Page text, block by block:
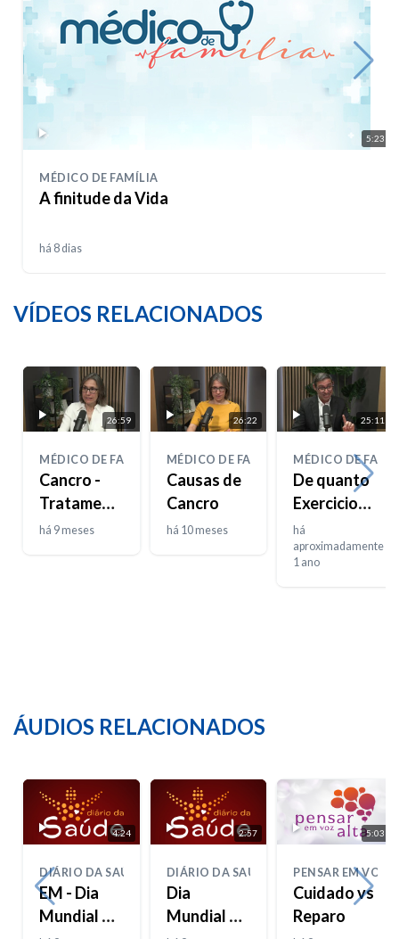
5:23
MÉDICO DE FAMÍLIA
A finitude da Vida
há 8 dias
VÍDEOS RELACIONADOS
26:59
MÉDICO DE FAMÍLIA
Cancro -
Tratamentos
Convencionais
há 9 meses
26:22
MÉDICO DE FAMÍLIA
Causas de
Cancro
há 10 meses
25:11
MÉDICO DE
De quanto
Exercicio
Físico
necessito
há
aproximadamente
1 ano
ÁUDIOS RELACIONADOS
4:24
DIÁRIO DA SAÚDE
EM - Dia
Mundial da
2:57
DIÁRIO DA SAÚDE
Dia
Mundial da
5:03
PENSAR EM VOZ
Cuidado vs
Reparo